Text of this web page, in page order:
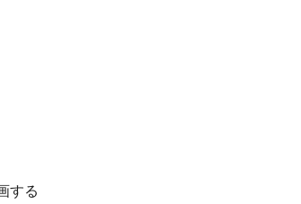
する